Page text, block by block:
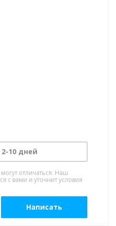
10 дней
отличаться. Наш
с вами и уточнит условия
Написать